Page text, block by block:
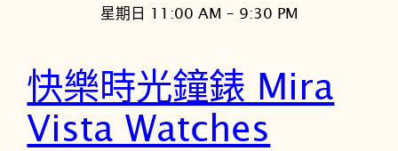
星期日 11:00 AM – 9:30 PM
快樂時光鐘錶 Mira
Vista Watches